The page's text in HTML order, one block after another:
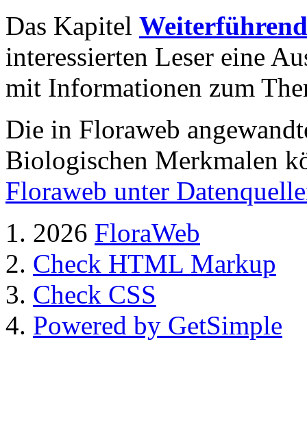
Das Kapitel
interessierten Leser eine
mit Informationen zum
Die in Floraweb
Biologischen Merkmalen
Floraweb unter
2026 FloraWeb
Check HTML Markup
Check CSS
Powered by GetSimple